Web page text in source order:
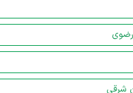
شرقی